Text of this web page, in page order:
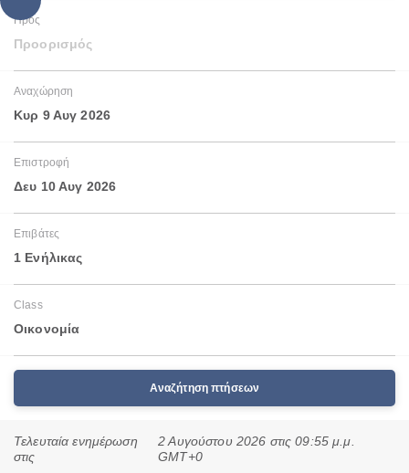
Προς
Προορισμός
Αναχώρηση
Κυρ 9 Αυγ 2026
Επιστροφή
Δευ 10 Αυγ 2026
Επιβάτες
1 Ενήλικας
Class
Οικονομία
Αναζήτηση πτήσεων
Τελευταία ενημέρωση
στις
2 Αυγούστου 2026 στις 09:55 μ.μ.
GMT+0